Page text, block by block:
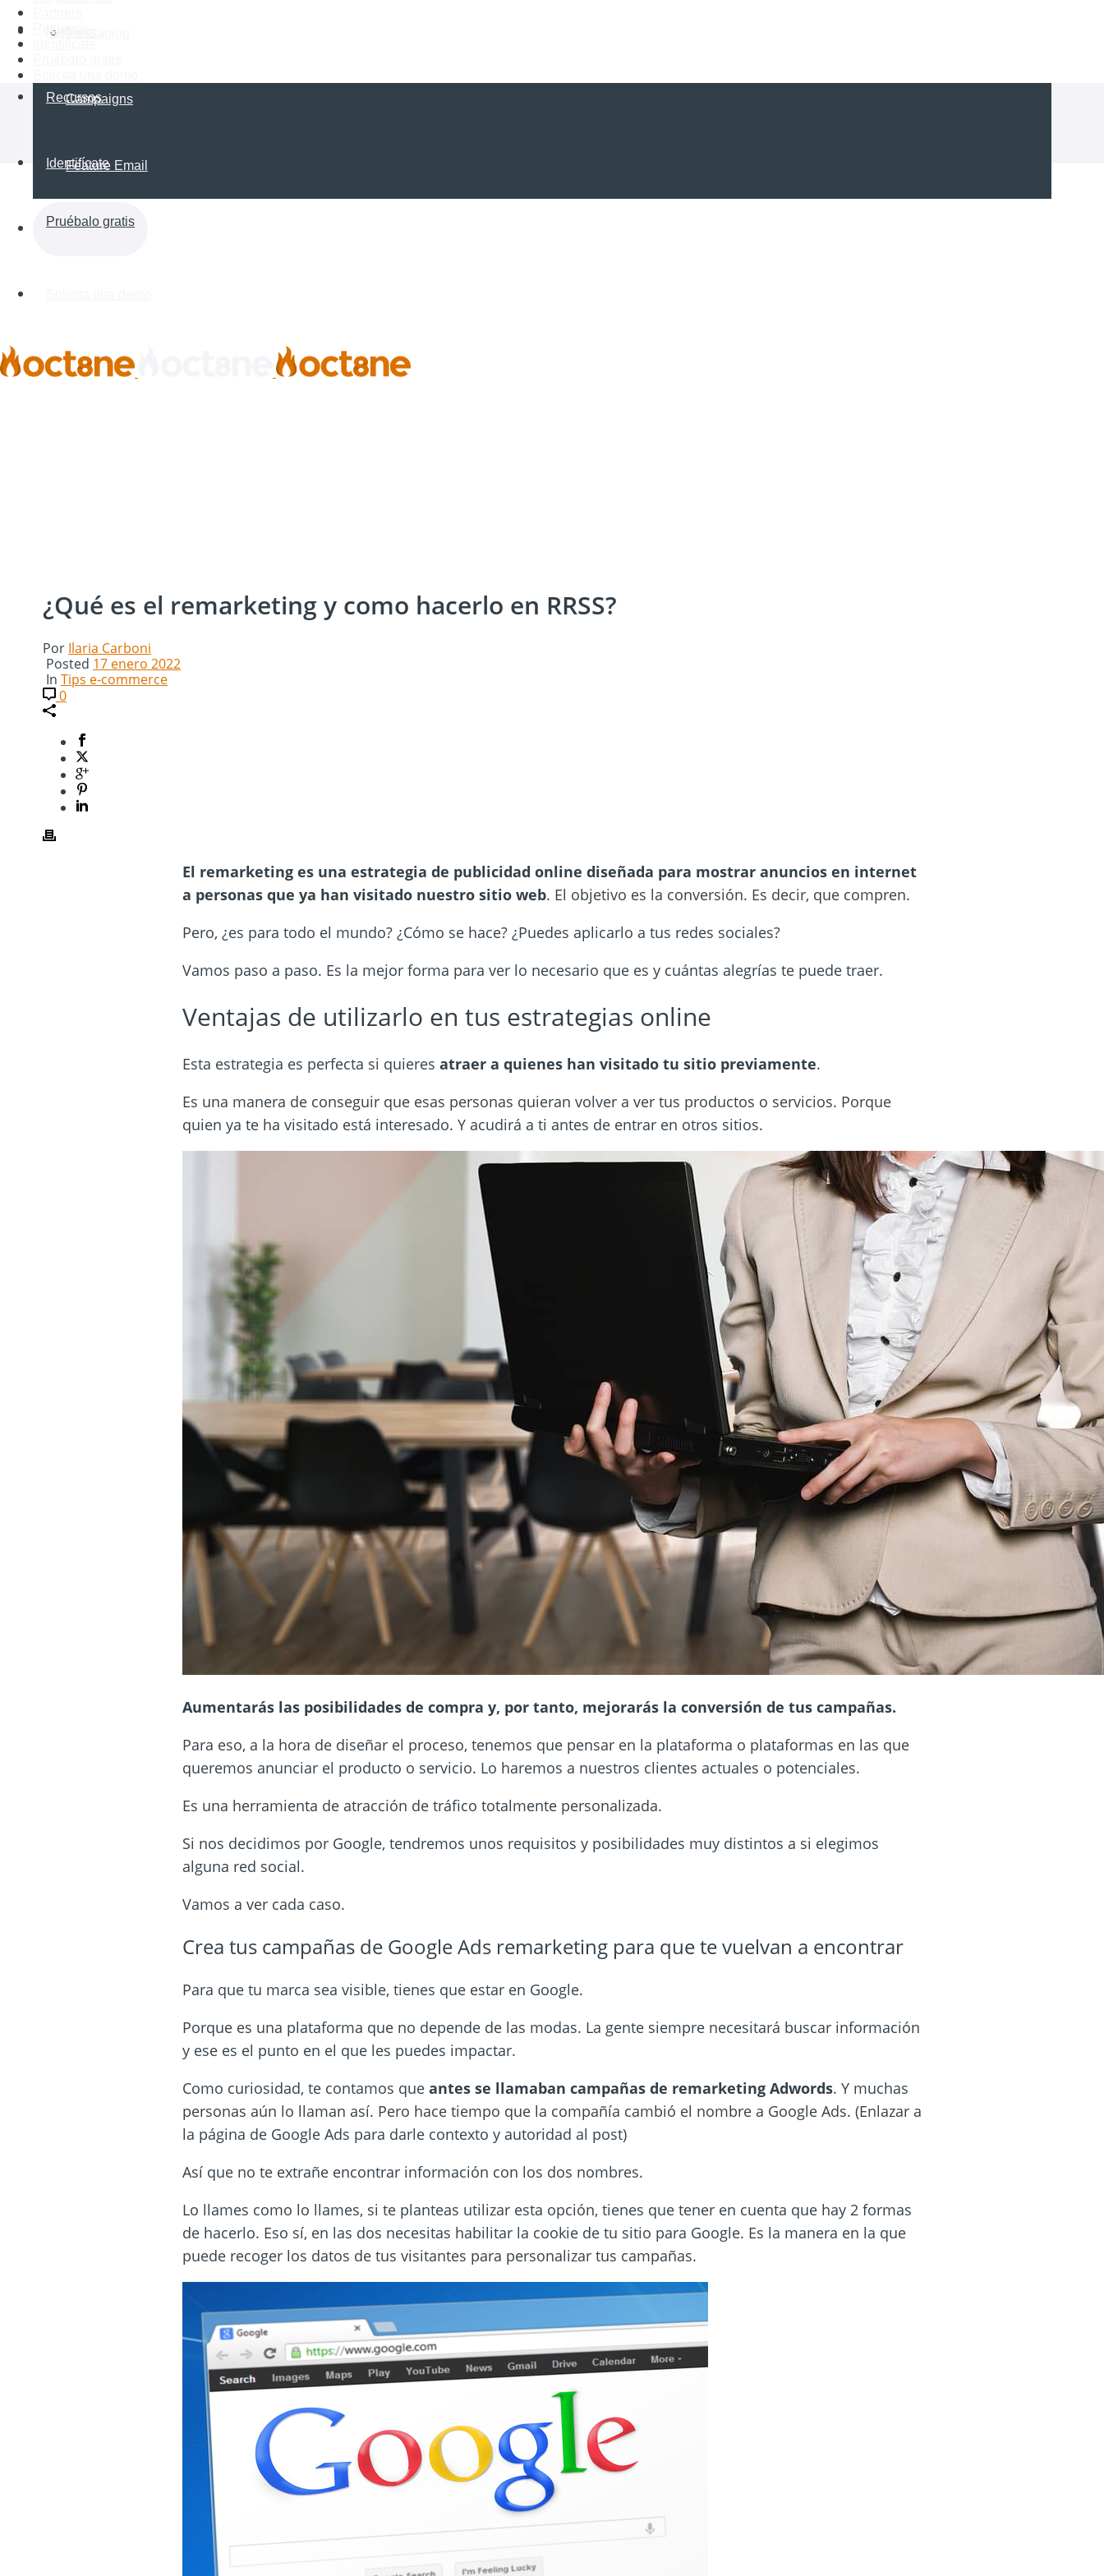
Campaigns
Feature Email
Partners
Recursos
Identifícate
Pruébalo gratis
Recursos
¿Qué es el remarketing y como hacerlo en RRSS?
Por Ilaria Carboni
Posted 17 enero 2022
In Tips e-commerce
0
El remarketing es una estrategia de publicidad online diseñada para mostrar anuncios en internet
a personas que ya han visitado nuestro sitio web. El objetivo es la conversión. Es decir, que compren.
Pero, ¿es para todo el mundo? ¿Cómo se hace? ¿Puedes aplicarlo a tus redes sociales?
Vamos paso a paso. Es la mejor forma para ver lo necesario que es y cuántas alegrías te puede traer.
Ventajas de utilizarlo en tus estrategias online
Esta estrategia es perfecta si quieres atraer a quienes han visitado tu sitio previamente.
Es una manera de conseguir que esas personas quieran volver a ver tus productos o servicios. Porque
quien ya te ha visitado está interesado. Y acudirá a ti antes de entrar en otros sitios.
Aumentarás las posibilidades de compra y, por tanto, mejorarás la conversión de tus campañas.
Para eso, a la hora de diseñar el proceso, tenemos que pensar en la plataforma o plataformas en las que
queremos anunciar el producto o servicio. Lo haremos a nuestros clientes actuales o potenciales.
Es una herramienta de atracción de tráfico totalmente personalizada.
Si nos decidimos por Google, tendremos unos requisitos y posibilidades muy distintos a si elegimos
alguna red social.
Vamos a ver cada caso.
Crea tus campañas de Google Ads remarketing para que te vuelvan a encontrar
Para que tu marca sea visible, tienes que estar en Google.
Porque es una plataforma que no depende de las modas. La gente siempre necesitará buscar información
y ese es el punto en el que les puedes impactar.
Como curiosidad, te contamos que antes se llamaban campañas de remarketing Adwords. Y muchas
personas aún lo llaman así. Pero hace tiempo que la compañía cambió el nombre a Google Ads. (Enlazar a
la página de Google Ads para darle contexto y autoridad al post)
Así que no te extrañe encontrar información con los dos nombres.
Lo llames como lo llames, si te planteas utilizar esta opción, tienes que tener en cuenta que hay 2 formas
de hacerlo. Eso sí, en las dos necesitas habilitar la cookie de tu sitio para Google. Es la manera en la que
puede recoger los datos de tus visitantes para personalizar tus campañas.